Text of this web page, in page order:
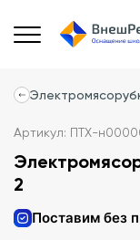
Артикул: ПТХ-
2
Поставим без